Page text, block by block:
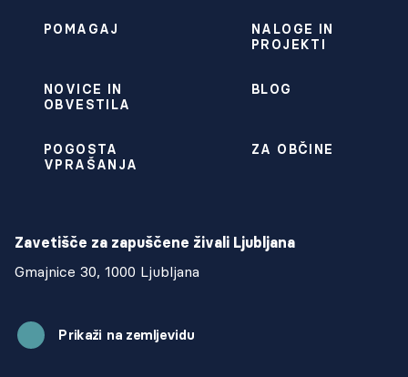
POMAGAJ
NALOGE IN
PROJEKTI
NOVICE IN
OBVESTILA
BLOG
POGOSTA
VPRAŠANJA
ZA OBČINE
Zavetišče za zapuščene živali Ljubljana
Gmajnice 30, 1000 Ljubljana
Prikaži na zemljevidu